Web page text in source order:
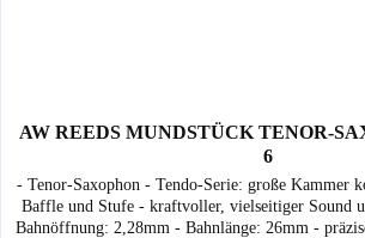
AW REEDS MUNDSTÜCK TENOR-
6
- Tenor-Saxophon - Tendo-Serie: große Kammer
Baffle und Stufe - kraftvoller, vielseitiger Sound
Bahnöffnung: 2,28mm - Bahnlänge: 26mm -